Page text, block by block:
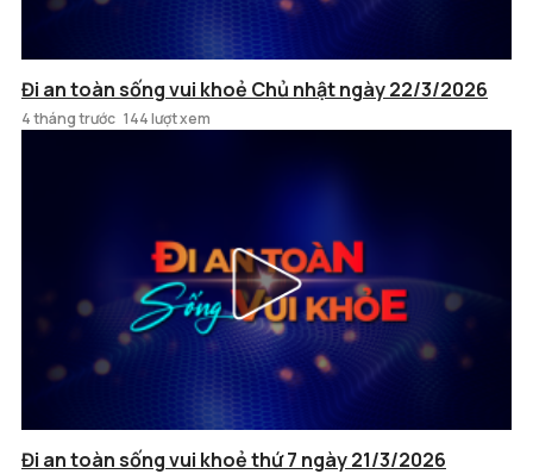
Đi an toàn sống vui khoẻ Chủ nhật ngày 22/3/2026
4 tháng trước 144 lượt xem
Đi an toàn sống vui khoẻ thứ 7 ngày 21/3/2026